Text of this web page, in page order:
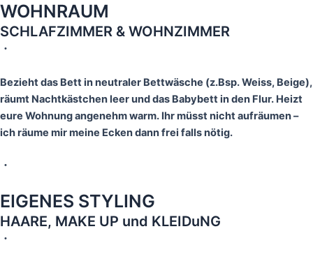
WOHNRAUM
SCHLAFZIMMER & WOHNZIMMER
・
Bezieht das Bett in neutraler Bettwäsche (z.Bsp. Weiss, Beige),
räumt Nachtkästchen leer und das Babybett in den Flur. Heizt
eure Wohnung angenehm warm. Ihr müsst nicht aufräumen –
ich räume mir meine Ecken dann frei falls nötig.
・
EIGENES STYLING
HAARE, MAKE UP und KLEIDuNG
・